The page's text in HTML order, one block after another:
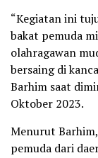
“Kegiatan ini
bakat pemuda
olahragawan
bersaing di
Barhim saat
Oktober 2023.
Menurut
pemuda dari